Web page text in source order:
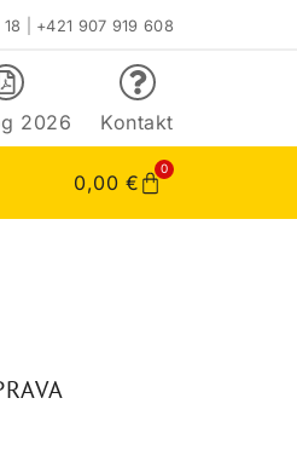
+421 907 919 608
2026 Kontakt
0,00 €
0